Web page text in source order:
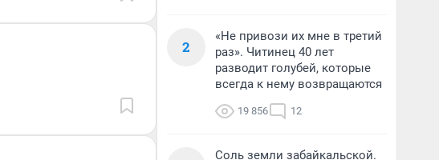
2
«Не привози их мне в третий
раз». Читинец 40 лет
разводит голубей, которые
всегда к нему возвращаются
19 856 12
Соль земли забайкальской.